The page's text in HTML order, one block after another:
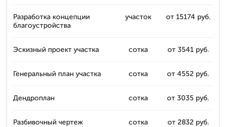
Разработка концепции
благоустройства
участок от 15174 руб.
Эскизный проект участка сотка от 3541 руб.
Генеральный план участка сотка от 4552 руб.
Дендроплан сотка от 3035 руб.
Разбивочный чертеж сотка от 2832 руб.